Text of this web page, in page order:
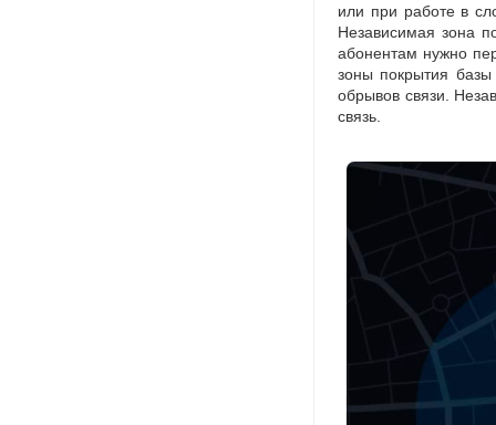
или при работе в
Независимая зона
абонентам нужно
зоны покрытия
обрывов связи.
связь.